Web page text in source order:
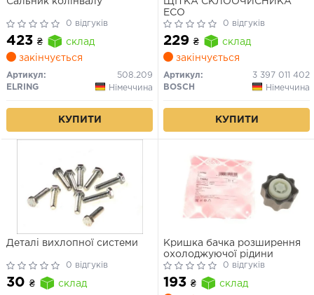
0 відгуків
423 ₴
склад
закінчується
Артикул:
508.209
ELRING
Німеччина
КУПИТИ
ECO
0 відгуків
229 ₴
склад
закінчується
Артикул:
3 397 011 402
BOSCH
Німеччина
КУПИТИ
Деталі вихлопної системи
0 відгуків
30 ₴ склад
Кришка бачка розширення
охолоджуючої рідини
0 відгуків
193 ₴
склад